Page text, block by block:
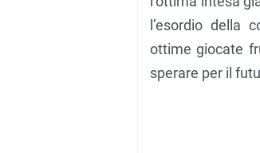
l’esordio della
ottime giocate
sperare per il